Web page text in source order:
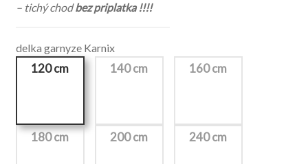
– tichý chodbez priplatka !!!!
delka garnyze Karnix
120 cm 140 cm 160 cm
180 cm 200 cm 240 cm